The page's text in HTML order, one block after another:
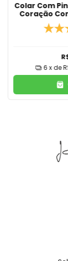
Colar Com
Coração
6 x de